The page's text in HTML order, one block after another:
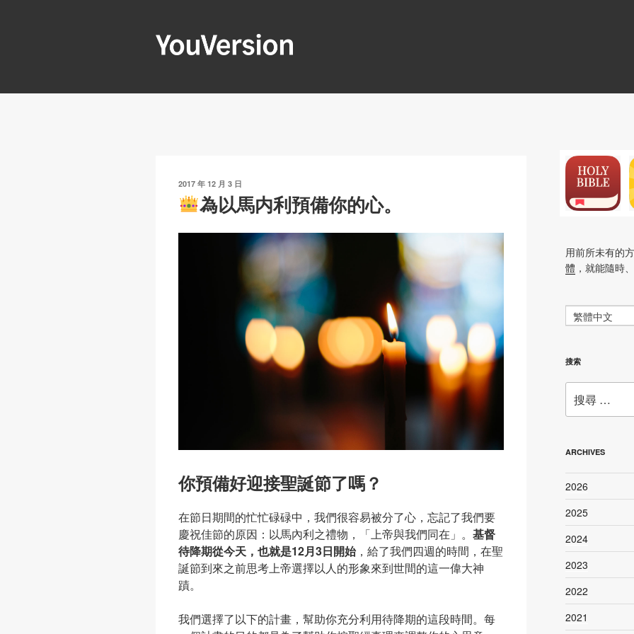
發
表
於
2017 年 12 月 3 日
為以馬内利預備你的心。
你預備好迎接聖誕節了嗎？
在節日期間的忙忙碌碌中，我們很容易被分了心，忘記了我們要
慶祝佳節的原因：以馬內利之禮物，「上帝與我們同在」。 基督
待降期從今天，也就是12月3日開始，給了我們四週的時間，在聖
誕節到來之前思考上帝選擇以人的形象來到世間的這一偉大神
蹟。
我們選擇了以下的計畫，幫助你充分利用待降期的這段時間。每
用前所未有的
體 ，就能隨時
繁體中文
搜索
尋：
ARCHIVES
2026
2025
2024
2023
2022
2021